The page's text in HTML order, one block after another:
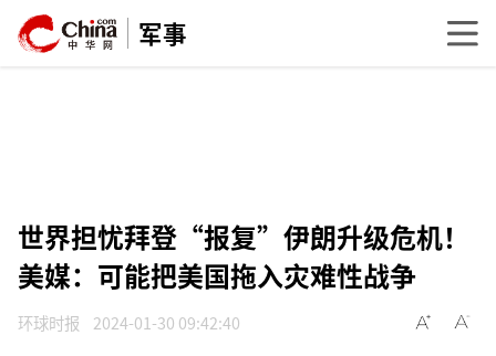
军事
世界担忧拜登“报复”伊朗升级危机！
美媒：可能把美国拖入灾难性战争
环球时报 2024-01-30 09:42:40